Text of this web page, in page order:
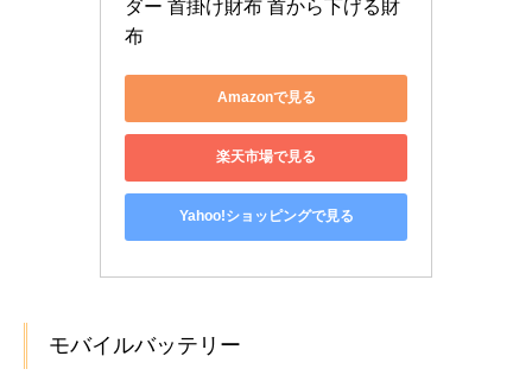
ダー 首掛け財布 首から下げる財
布
Amazonで見る
楽天市場で見る
Yahoo!ショッピングで見る
モバイルバッテリー